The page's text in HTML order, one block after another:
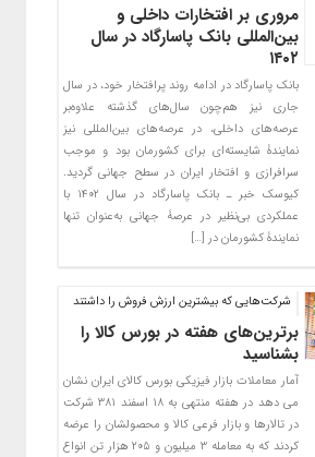
مروری بر افتخارات داخلی و
بین‌المللی بانک پاسارگاد در سال
۱۴۰۲
بانک پاسارگاد در ادامه روند پرافتخار خود، در سال
جاری نیز هم‌چون سال‌های گذشته علاوه‌بر
عرصه‌های داخلی، در عرصه‌های بین‌المللی نیز
نمایندۀ شایسته‌ای برای کشورمان بود و موجب
سرافرازی و افتخار ایران در سطح جهانی گردید.
کیوسک خبر ـ بانک پاسارگاد در سال ۱۴۰۲ با
عملکردی بی‌نظیر در عرصۀ جهانی به‌عنوان تنها
نمایندۀ کشورمان در […]
شرکت‌هایی که بیشترین ارزش فروش را داشتند
برترین‌های هفته در بورس کالا را
بشناسید
آمار معاملات بازار فیزیکی بورس کالای ایران نشان
می دهد در هفته منتهی به ۱۸ اسفند ۳۸۱ شرکت
در تالارها و بازار فرعی کالا و محصولشان را عرضه
کردند که به معامله ۳ میلیون و ۲۰۵ هزار تن انواع